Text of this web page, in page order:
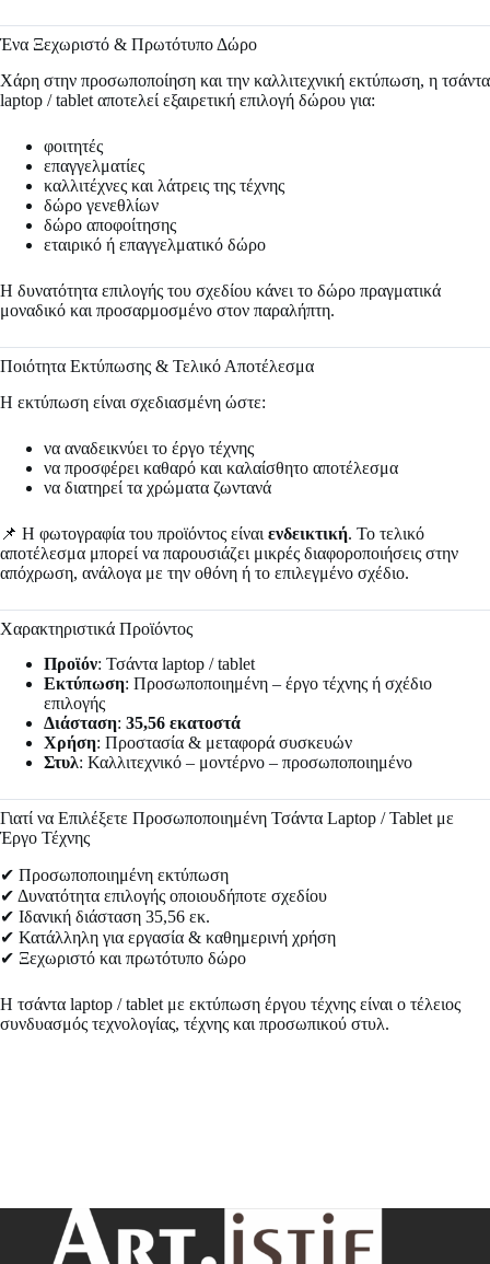
Ένα Ξεχωριστό & Πρωτότυπο Δώρο
Χάρη στην προσωποποίηση και την καλλιτεχνική εκτύπωση, η τσάντα
laptop / tablet αποτελεί εξαιρετική επιλογή δώρου για:
φοιτητές
επαγγελματίες
καλλιτέχνες και λάτρεις της τέχνης
δώρο γενεθλίων
δώρο αποφοίτησης
εταιρικό ή επαγγελματικό δώρο
Η δυνατότητα επιλογής του σχεδίου κάνει το δώρο πραγματικά
μοναδικό και προσαρμοσμένο στον παραλήπτη.
Ποιότητα Εκτύπωσης & Τελικό Αποτέλεσμα
Η εκτύπωση είναι σχεδιασμένη ώστε:
να αναδεικνύει το έργο τέχνης
να προσφέρει καθαρό και καλαίσθητο αποτέλεσμα
να διατηρεί τα χρώματα ζωντανά
📌 Η φωτογραφία του προϊόντος είναι ενδεικτική. Το τελικό
αποτέλεσμα μπορεί να παρουσιάζει μικρές διαφοροποιήσεις στην
απόχρωση, ανάλογα με την οθόνη ή το επιλεγμένο σχέδιο.
Χαρακτηριστικά Προϊόντος
Προϊόν: Τσάντα laptop / tablet
Εκτύπωση: Προσωποποιημένη – έργο τέχνης ή σχέδιο
επιλογής
Διάσταση: 35,56 εκατοστά
Χρήση: Προστασία & μεταφορά συσκευών
Στυλ: Καλλιτεχνικό – μοντέρνο – προσωποποιημένο
Γιατί να Επιλέξετε Προσωποποιημένη Τσάντα Laptop / Tablet με
Έργο Τέχνης
✔ Προσωποποιημένη εκτύπωση
✔ Δυνατότητα επιλογής οποιουδήποτε σχεδίου
✔ Ιδανική διάσταση 35,56 εκ.
✔ Κατάλληλη για εργασία & καθημερινή χρήση
✔ Ξεχωριστό και πρωτότυπο δώρο
Η τσάντα laptop / tablet με εκτύπωση έργου τέχνης είναι ο τέλειος
συνδυασμός τεχνολογίας, τέχνης και προσωπικού στυλ.